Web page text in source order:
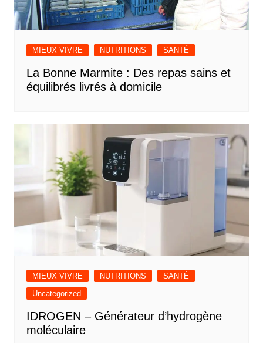
MIEUX VIVRE NUTRITIONS SANTÉ
La Bonne Marmite : Des repas sains et
équilibrés livrés à domicile
MIEUX VIVRE NUTRITIONS
SANTÉ
Uncategorized
IDROGEN – Générateur d’hydrogène
moléculaire